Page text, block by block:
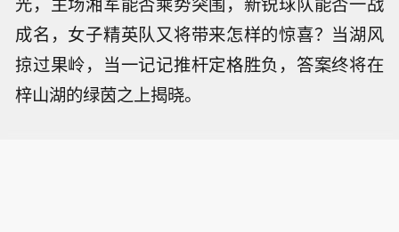
成名，女子精英队又将带来怎样的惊喜？当湖风
掠过果岭，当一记记推杆定格胜负，答案终将在
梓山湖的绿茵之上揭晓。